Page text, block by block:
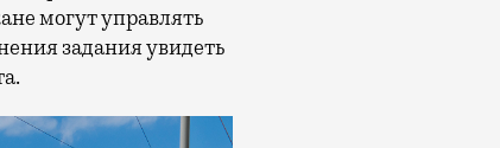
могут управлять
задания увидеть